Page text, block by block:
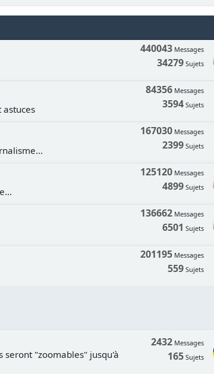
440043 Messages
34279 Sujets
astuces
84356 Messages
3594 Sujets
167030 Messages
2399 Sujets
125120 Messages
4899 Sujets
136662 Messages
6501 Sujets
201195 Messages
559 Sujets
"zoomables" jusqu'à
2432 Messages
165 Sujets